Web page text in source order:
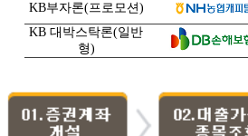
KB부자론(프로모션)
KB 대박스탁론(일반
형)